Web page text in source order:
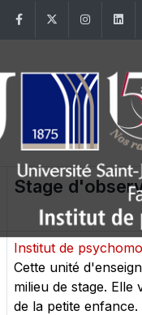
FacebookTwitter
Stage
Institut de
Cette unité
milieu de stage.
de la petite